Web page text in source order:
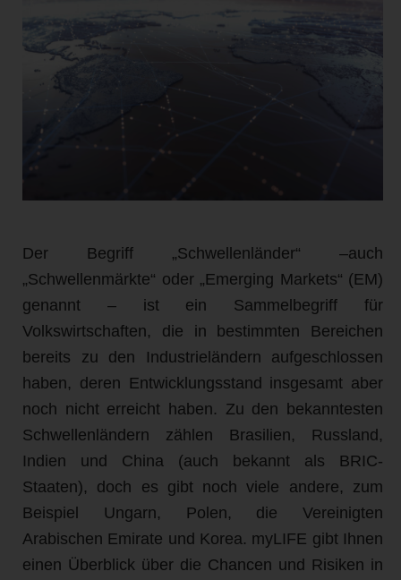
Der Begriff „Schwellenländer“ –auch
„Schwellenmärkte“ oder „Emerging Markets“ (EM)
genannt – ist ein Sammelbegriff für
Volkswirtschaften, die in bestimmten Bereichen
bereits zu den Industrieländern aufgeschlossen
haben, deren Entwicklungsstand insgesamt aber
noch nicht erreicht haben. Zu den bekanntesten
Schwellenländern zählen Brasilien, Russland,
Indien und China (auch bekannt als BRIC-
Staaten), doch es gibt noch viele andere, zum
Beispiel Ungarn, Polen, die Vereinigten
Arabischen Emirate und Korea. myLIFE gibt Ihnen
einen Überblick über die Chancen und Risiken in